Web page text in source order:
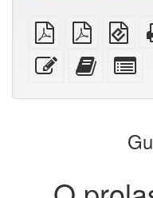
običan
PDF
A4
PDF
štampanje
(za
Uredi
ovaj
Dodaj
ovaj
zbirci